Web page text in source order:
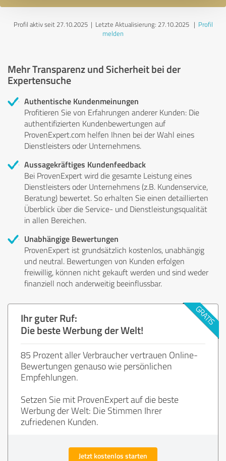
Profil aktiv seit 27.10.2025 | Letzte Aktualisierung: 27.10.2025| Profil
melden
Mehr Transparenz und Sicherheit bei der
Expertensuche
Authentische Kundenmeinungen
Profitieren Sie von Erfahrungen anderer Kunden: Die
authentifizierten Kundenbewertungen auf
ProvenExpert.com helfen Ihnen bei der Wahl eines
Dienstleisters oder Unternehmens.
Aussagekräftiges Kundenfeedback
Bei ProvenExpert wird die gesamte Leistung eines
Dienstleisters oder Unternehmens (z.B. Kundenservice,
Beratung) bewertet. So erhalten Sie einen detaillierten
Überblick über die Service- und Dienstleistungsqualität
in allen Bereichen.
Unabhängige Bewertungen
ProvenExpert ist grundsätzlich kostenlos, unabhängig
und neutral. Bewertungen von Kunden erfolgen
freiwillig, können nicht gekauft werden und sind weder
finanziell noch anderweitig beeinflussbar.
Ihr guter Ruf:
Die beste Werbung der Welt!
85 Prozent aller Verbraucher vertrauen Online-
Bewertungen genauso wie persönlichen
Empfehlungen.
Setzen Sie mit ProvenExpert auf die beste
Werbung der Welt: Die Stimmen Ihrer
zufriedenen Kunden.
Jetzt kostenlos starten